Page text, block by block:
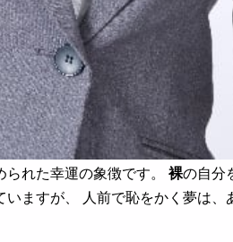
られた幸運の象徴です。裸の自分
ますが、 人前で恥をかく夢は、